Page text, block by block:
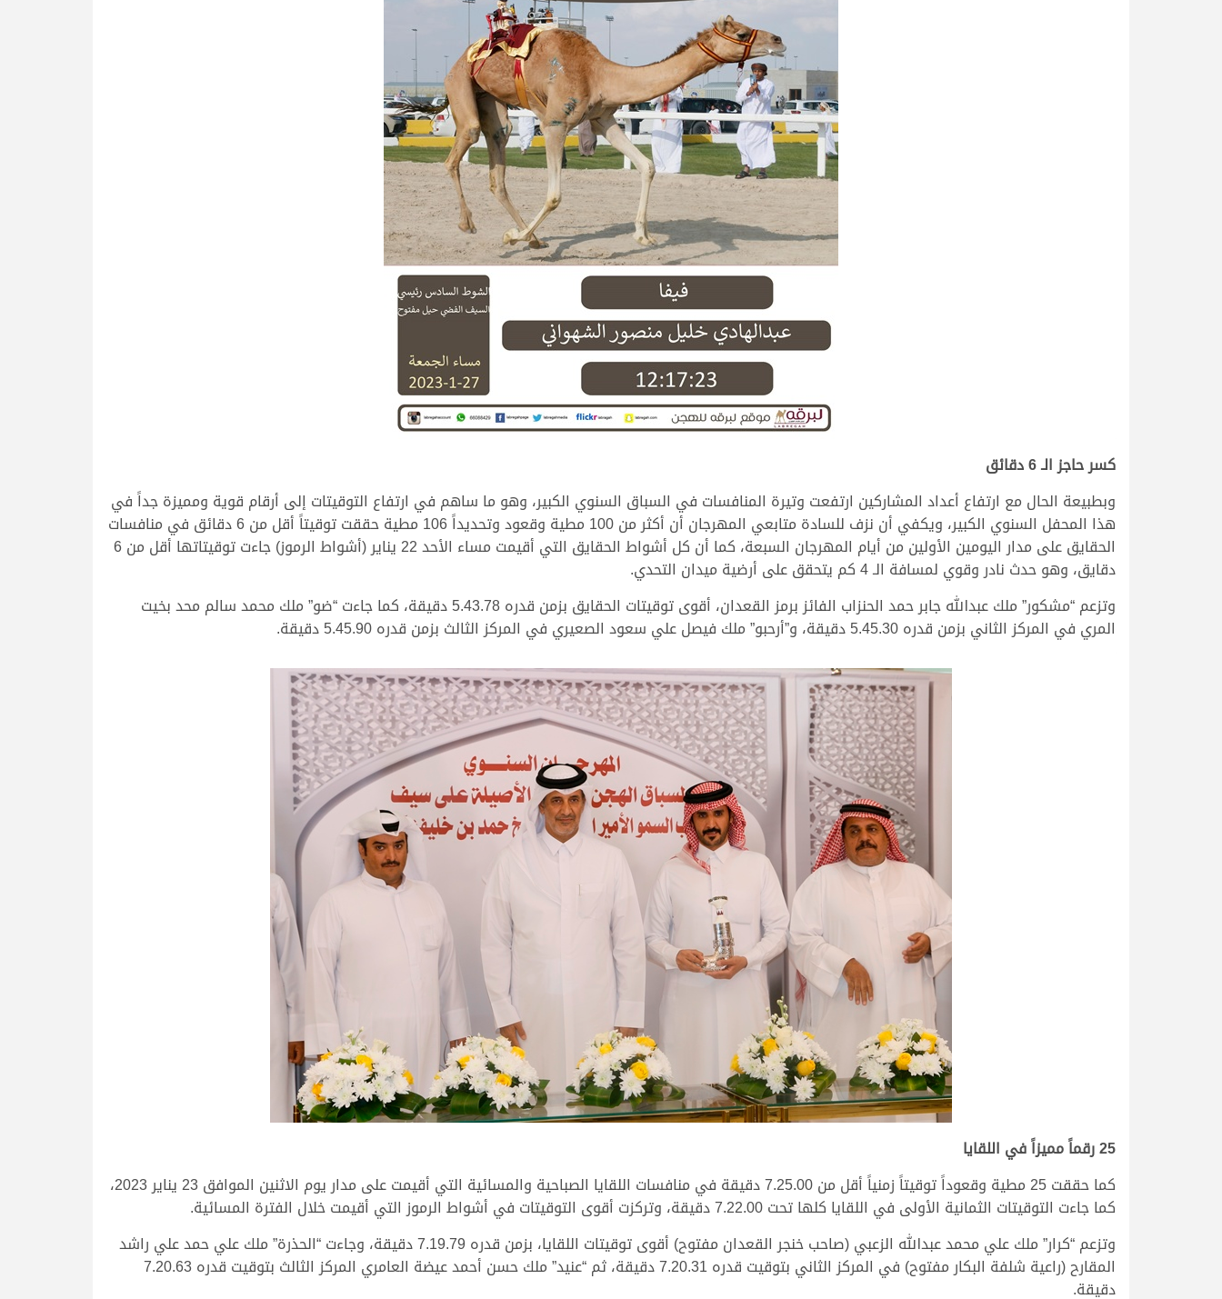
كسر حاجز الـ 6 دقائق
وبطبيعة الحال مع ارتفاع أعداد المشاركين ارتفعت وتيرة المنافسات في السباق السنوي الكبير، وهو ما ساهم في ارتفاع التوقيتات إلى أرقام قوية ومميزة جداً في
هذا المحفل السنوي الكبير، ويكفي أن نزف للسادة متابعي المهرجان أن أكثر من 100 مطية وقعود وتحديداً 106 مطية حققت توقيتاً أقل من 6 دقائق في منافسات
الحقايق على مدار اليومين الأولين من أيام المهرجان السبعة، كما أن كل أشواط الحقايق التي أقيمت مساء الأحد 22 يناير (أشواط الرموز) جاءت توقيتاتها أقل من 6
دقايق، وهو حدث نادر وقوي لمسافة الـ 4 كم يتحقق على أرضية ميدان التحدي.
وتزعم “مشكور” ملك عبدالله جابر حمد الحنزاب الفائز برمز القعدان، أقوى توقيتات الحقايق بزمن قدره 5.43.78 دقيقة، كما جاءت “ضو” ملك محمد سالم محد بخيت
المري في المركز الثاني بزمن قدره 5.45.30 دقيقة، و”أرحبو” ملك فيصل علي سعود الصعيري في المركز الثالث بزمن قدره 5.45.90 دقيقة.
25 رقماً مميزاً في اللقايا
كما حققت 25 مطية وقعوداً توقيتاً زمنياً أقل من 7.25.00 دقيقة في منافسات اللقايا الصباحية والمسائية التي أقيمت على مدار يوم الاثنين الموافق 23 يناير 2023،
كما جاءت التوقيتات الثمانية الأولى في اللقايا كلها تحت 7.22.00 دقيقة، وتركزت أقوى التوقيتات في أشواط الرموز التي أقيمت خلال الفترة المسائية.
وتزعم “كرار” ملك علي محمد عبدالله الزعبي (صاحب خنجر القعدان مفتوح) أقوى توقيتات اللقايا، بزمن قدره 7.19.79 دقيقة، وجاءت “الحذرة” ملك علي حمد علي راشد
المقارح (راعية شلفة البكار مفتوح) في المركز الثاني بتوقيت قدره 7.20.31 دقيقة، ثم “عنيد” ملك حسن أحمد عيضة العامري المركز الثالث بتوقيت قدره 7.20.63
دقيقة.